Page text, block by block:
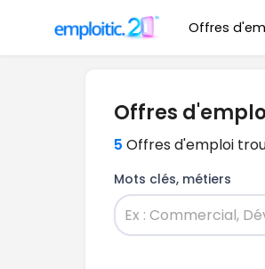
Offres
Offres
5 Offres d'emploi
Mots clés, métiers